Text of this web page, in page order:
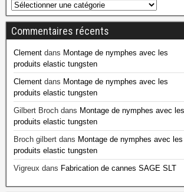
Commentaires récents
Clement dans Montage de nymphes avec les
produits elastic tungsten
Clement dans Montage de nymphes avec les
produits elastic tungsten
Gilbert Broch dans Montage de nymphes avec les
produits elastic tungsten
Broch gilbert dans Montage de nymphes avec les
produits elastic tungsten
Vigreux dans Fabrication de cannes SAGE SLT